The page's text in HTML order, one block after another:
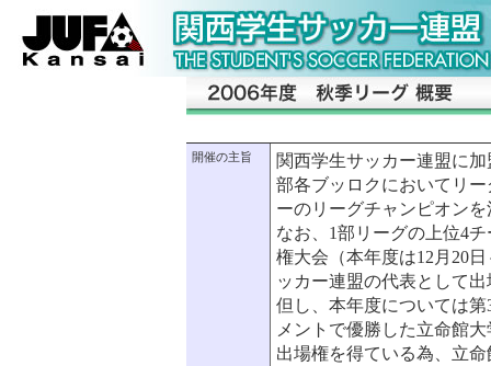
開催の主旨
関西学生サッカー連盟に
部各ブッロクにおいてリ
ーのリーグチャンピオン
なお、1部リーグの上位4
権大会（本年度は12月20
ッカー連盟の代表として
但し、本年度については
メントで優勝した立命館
出場権を得ている為、立